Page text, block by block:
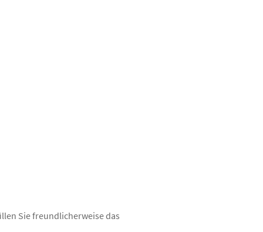
Sie freundlicherweise das